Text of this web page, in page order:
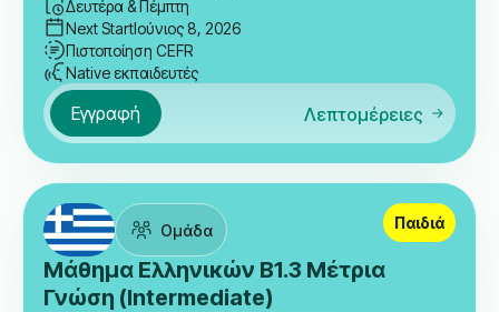
Δευτέρα & Πέμπτη
Next StartΙούνιος 8, 2026
Πιστοποίηση CEFR
Native εκπαιδευτές
Εγγραφή Λεπτομέρειες
Ομάδα
Μάθημα Ελληνικών B1.3 Μέτρια
Γνώση (Intermediate)
Παιδιά